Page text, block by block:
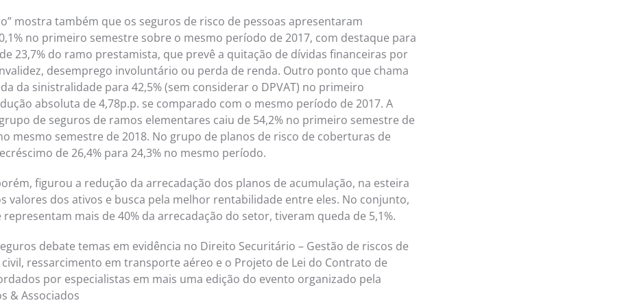
mostra também que os seguros de risco de pessoas apresentaram
no primeiro semestre sobre o mesmo período de 2017, com destaque para
23,7% do ramo prestamista, que prevê a quitação de dívidas financeiras por
desemprego involuntário ou perda de renda. Outro ponto que chama
da sinistralidade para 42,5% (sem considerar o DPVAT) no primeiro
absoluta de 4,78p.p. se comparado com o mesmo período de 2017. A
de seguros de ramos elementares caiu de 54,2% no primeiro semestre de
mesmo semestre de 2018. No grupo de planos de risco de coberturas de
de 26,4% para 24,3% no mesmo período.
figurou a redução da arrecadação dos planos de acumulação, na esteira
valores dos ativos e busca pela melhor rentabilidade entre eles. No conjunto,
representam mais de 40% da arrecadação do setor, tiveram queda de 5,1%.
debate temas em evidência no Direito Securitário – Gestão de riscos de
ressarcimento em transporte aéreo e o Projeto de Lei do Contrato de
por especialistas em mais uma edição do evento organizado pela
& Associados